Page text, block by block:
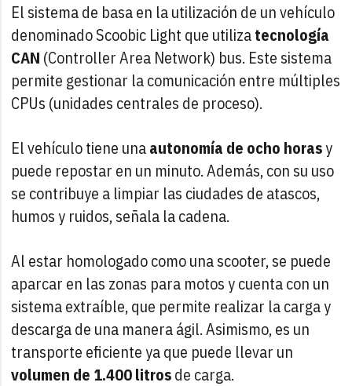
El sistema de basa en la utilización de un vehículo
denominado Scoobic Light que utilizatecnología
CAN (Controller Area Network) bus. Este sistema
permite gestionar la comunicación entre múltiples
CPUs (unidades centrales de proceso).
El vehículo tiene unaautonomía de ocho horasy
puede repostar en un minuto. Además, con su uso
se contribuye a limpiar las ciudades de atascos,
humos y ruidos, señala la cadena.
Al estar homologado como una scooter, se puede
aparcar en las zonas para motos y cuenta con un
sistema extraíble, que permite realizar la carga y
descarga de una manera ágil. Asimismo, es un
transporte eficiente ya que puede llevar un
volumen de 1.400 litrosde carga.